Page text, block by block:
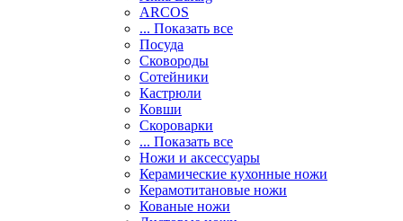
ARCOS
... Показать все
Посуда
Сковороды
Сотейники
Кастрюли
Ковши
Скороварки
... Показать все
Ножи и аксессуары
Керамические кухонные ножи
Керамотитановые ножи
Кованые ножи